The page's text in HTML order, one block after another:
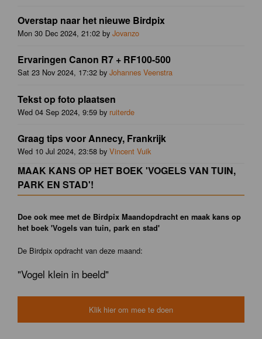
Overstap naar het nieuwe Birdpix
Mon 30 Dec 2024, 21:02 by Jovanzo
Ervaringen Canon R7 + RF100-500
Sat 23 Nov 2024, 17:32 by Johannes Veenstra
Tekst op foto plaatsen
Wed 04 Sep 2024, 9:59 by ruiterde
Graag tips voor Annecy, Frankrijk
Wed 10 Jul 2024, 23:58 by Vincent Vuik
MAAK KANS OP HET BOEK 'VOGELS VAN TUIN,
PARK EN STAD'!
Doe ook mee met de Birdpix Maandopdracht en maak kans op
het boek 'Vogels van tuin, park en stad'
De Birdpix opdracht van deze maand:
"Vogel klein in beeld"
Klik hier om mee te doen